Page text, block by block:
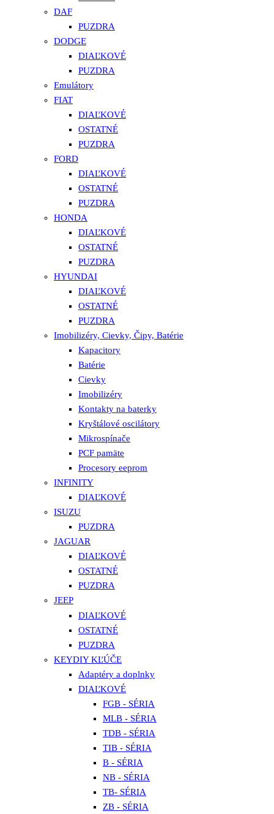
DAF
PUZDRA
DODGE
DIAĽKOVÉ
PUZDRA
Emulátory
FIAT
DIAĽKOVÉ
OSTATNÉ
PUZDRA
FORD
DIAĽKOVÉ
OSTATNÉ
PUZDRA
HONDA
DIAĽKOVÉ
OSTATNÉ
PUZDRA
HYUNDAI
DIAĽKOVÉ
OSTATNÉ
PUZDRA
Imobilizéry, Cievky, Čipy, Batérie
Kapacitory
Batérie
Cievky
Imobilizéry
Kontakty na baterky
Kryštálové oscilátory
Mikrospínače
PCF pamäte
Procesory eeprom
INFINITY
DIAĽKOVÉ
ISUZU
PUZDRA
JAGUAR
DIAĽKOVÉ
OSTATNÉ
PUZDRA
JEEP
DIAĽKOVÉ
OSTATNÉ
PUZDRA
KEYDIY KĽÚČE
Adaptéry a doplnky
DIAĽKOVÉ
FGB - SÉRIA
MLB - SÉRIA
TDB - SÉRIA
TIB - SÉRIA
B - SÉRIA
NB - SÉRIA
TB- SÉRIA
ZB - SÉRIA